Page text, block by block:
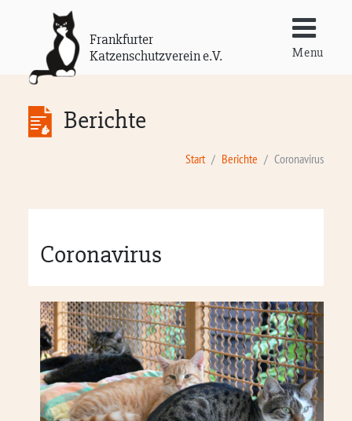
Frankfurter
Katzenschutzverein e.V.
Menu
Berichte
Start Berichte Coronavirus
Coronavirus